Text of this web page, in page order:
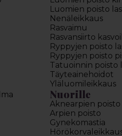
Luomien poisto
Nenäleikkaus
Rasvaimu
Rasvansiirto
Ryppyjen poisto
Ryppyjen poisto
Tatuoinnin poisto
Täyteainehoidot
Yläluomileikkaus
Nuorille
Aknearpien poisto
Arpien poisto
Gynekomastia